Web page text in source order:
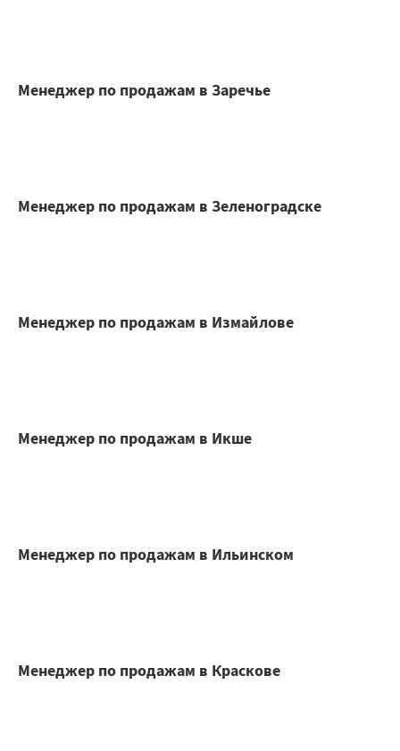
Менеджер по продажам в Заречье
Менеджер по продажам в Зеленоградске
Менеджер по продажам в Измайлове
Менеджер по продажам в Икше
Менеджер по продажам в Ильинском
Менеджер по продажам в Краскове